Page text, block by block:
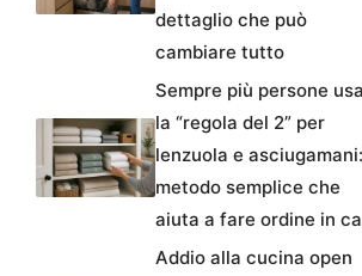
dettaglio che può
cambiare tutto
Sempre più persone
la “regola del 2” per
lenzuola e
metodo semplice che
aiuta a fare ordine in
Addio alla cucina open